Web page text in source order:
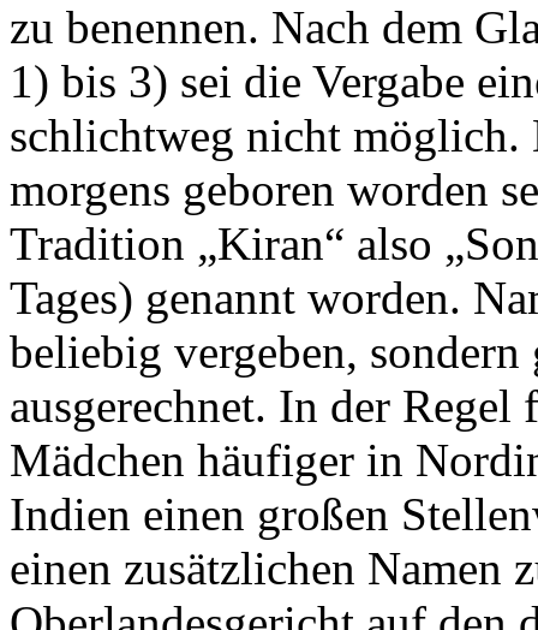
zu benennen. Nach dem
1) bis 3) sei die Vergabe
schlichtweg nicht
morgens geboren worden
Tradition „Kiran“ also
Tages) genannt worden.
beliebig vergeben, sondern
ausgerechnet. In der
Mädchen häufiger in
Indien einen großen
einen zusätzlichen Namen